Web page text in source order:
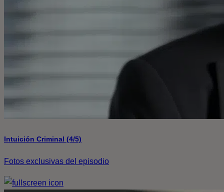
Intuición Criminal (4/5)
Fotos exclusivas del episodio